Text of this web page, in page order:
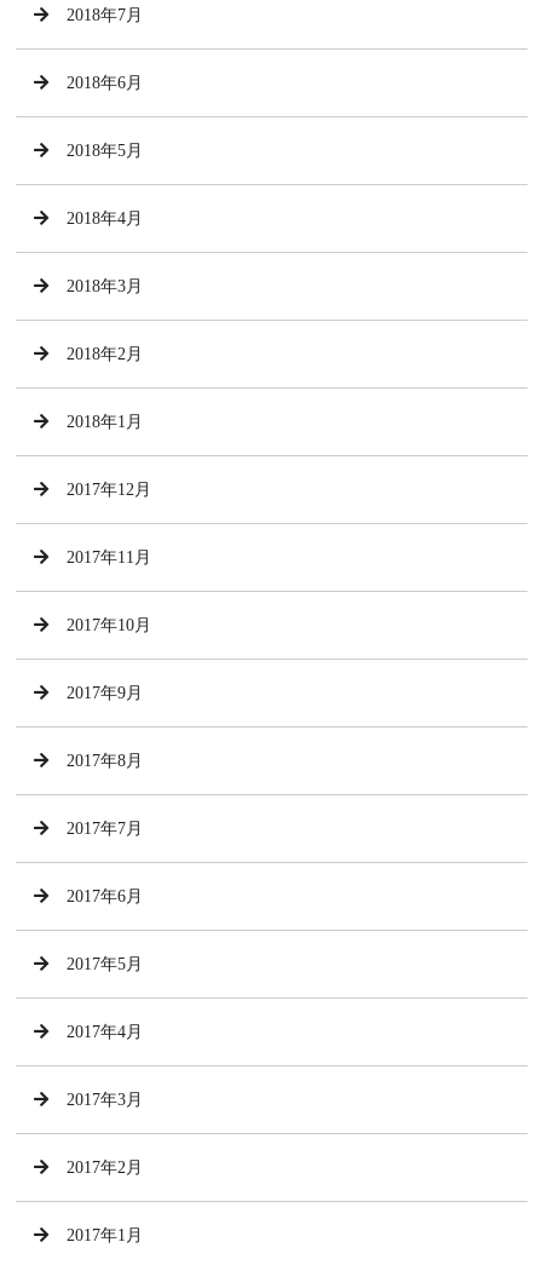
2018年7月
2018年6月
2018年5月
2018年4月
2018年3月
2018年2月
2018年1月
2017年12月
2017年11月
2017年10月
2017年9月
2017年8月
2017年7月
2017年6月
2017年5月
2017年4月
2017年3月
2017年2月
2017年1月